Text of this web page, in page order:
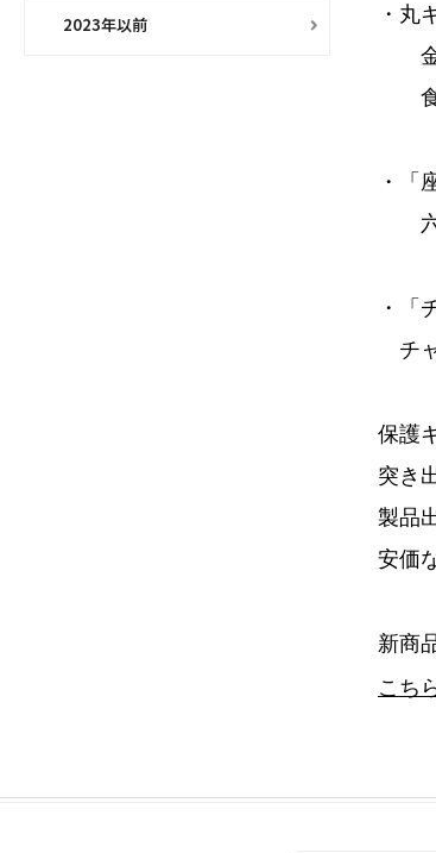
2023年以前
・丸
金
食
・「
六
・「
チ
保護
突き
製品
安価
新商
こち